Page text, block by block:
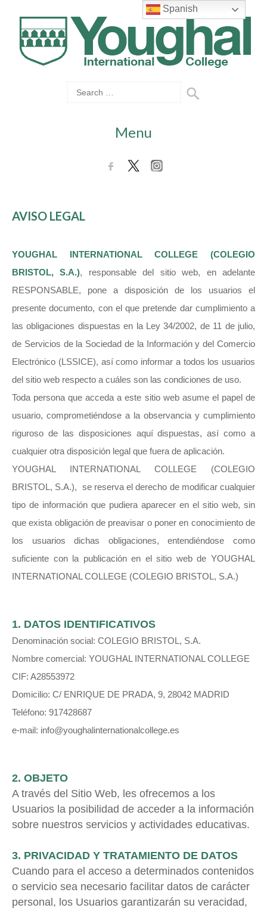
Menu
AVISO LEGAL
YOUGHAL INTERNATIONAL COLLEGE (COLEGIO
BRISTOL, S.A.), responsable del sitio web, en adelante
RESPONSABLE, pone a disposición de los usuarios el
presente documento, con el que pretende dar cumplimiento a
las obligaciones dispuestas en la Ley 34/2002, de 11 de julio,
de Servicios de la Sociedad de la Información y del Comercio
Electrónico (LSSICE), así como informar a todos los usuarios
del sitio web respecto a cuáles son las condiciones de uso.
Toda persona que acceda a este sitio web asume el papel de
usuario, comprometiéndose a la observancia y cumplimiento
riguroso de las disposiciones aquí dispuestas, así como a
cualquier otra disposición legal que fuera de aplicación.
YOUGHAL INTERNATIONAL COLLEGE (COLEGIO
BRISTOL, S.A.), se reserva el derecho de modificar cualquier
tipo de información que pudiera aparecer en el sitio web, sin
que exista obligación de preavisar o poner en conocimiento de
los usuarios dichas obligaciones, entendiéndose como
suficiente con la publicación en el sitio web de YOUGHAL
INTERNATIONAL COLLEGE (COLEGIO BRISTOL, S.A.)
1. DATOS IDENTIFICATIVOS
Denominación social: COLEGIO BRISTOL, S.A.
Nombre comercial: YOUGHAL INTERNATIONAL COLLEGE
CIF: A28553972
Domicilio: C/ ENRIQUE DE PRADA, 9, 28042 MADRID
Teléfono: 917428687
e-mail: info@youghalinternationalcollege.es
2. OBJETO
A través del Sitio Web, les ofrecemos a los
Usuarios la posibilidad de acceder a la información
sobre nuestros servicios y actividades educativas.
3. PRIVACIDAD Y TRATAMIENTO DE DATOS
Cuando para el acceso a determinados contenidos
o servicio sea necesario facilitar datos de carácter
personal, los Usuarios garantizarán su veracidad,
Spanish